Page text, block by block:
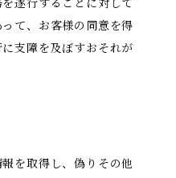
遂行することに対して
て、お客様の同意を得
支障を及ぼすおそれが
を取得し、偽りその他